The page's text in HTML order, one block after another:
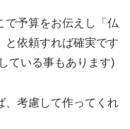
で予算をお伝えし「仏
と依頼すれば確実です
ている事もあります)
、考慮して作ってくれ